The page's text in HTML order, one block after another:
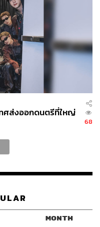
ทศส่งออกดนตรีที่ใหญ่
68
MONTH